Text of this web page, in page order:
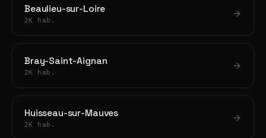
Beaulieu-sur-Loire
2K hab.
Bray-Saint-Aignan
2K hab.
Huisseau-sur-Mauves
2K hab.